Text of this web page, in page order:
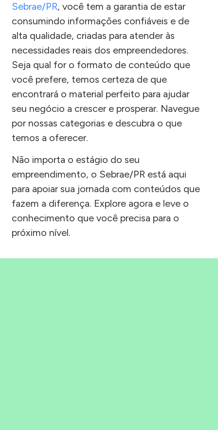
Sebrae/PR, você tem a garantia de estar
consumindo informações confiáveis e de
alta qualidade, criadas para atender às
necessidades reais dos empreendedores.
Seja qual for o formato de conteúdo que
você prefere, temos certeza de que
encontrará o material perfeito para ajudar
seu negócio a crescer e prosperar. Navegue
por nossas categorias e descubra o que
temos a oferecer.
Não importa o estágio do seu
empreendimento, o Sebrae/PR está aqui
para apoiar sua jornada com conteúdos que
fazem a diferença. Explore agora e leve o
conhecimento que você precisa para o
próximo nível.